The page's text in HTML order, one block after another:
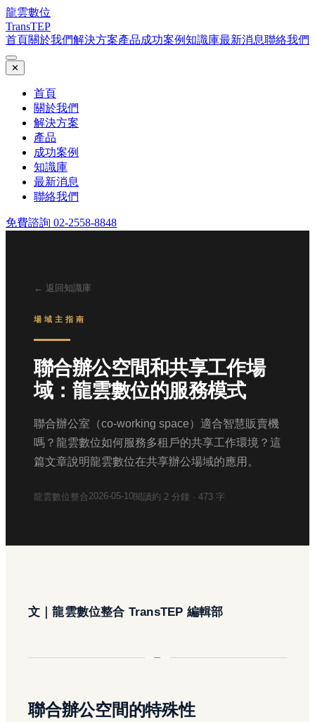
龍雲數位
TransTEP
首頁關於我們解決方案產品成功案例知識庫最新消息聯絡我們
✕
首頁
關於我們
解決方案
產品
成功案例
知識庫
最新消息
聯絡我們
免費諮詢 02-2558-8848
← 返回知識庫
場域主指南
聯合辦公空間和共享工作場
域：龍雲數位的服務模式
聯合辦公室（co-working space）適合智慧販賣機
嗎？龍雲數位如何服務多租戶的共享工作環境？這
篇文章說明龍雲數位在共享辦公場域的應用。
龍雲數位整合2026-05-10閱讀約 2 分鐘 · 473 字
文｜龍雲數位整合 TransTEP 編輯部
聯合辦公空間的特殊性